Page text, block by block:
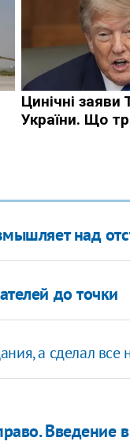
над
до точки
а сделал все
Введение